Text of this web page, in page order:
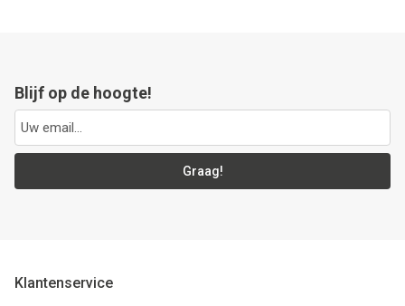
Blijf op de hoogte!
Graag!
Klantenservice